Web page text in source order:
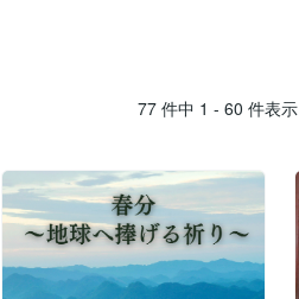
77 件中 1 - 60 件表示